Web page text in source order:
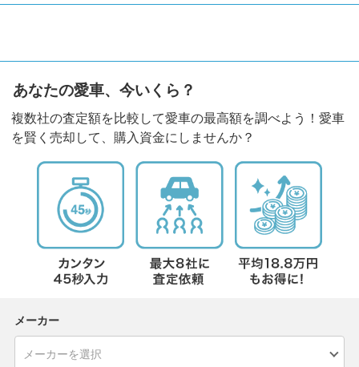
あなたの愛車、今いくら？
複数社の査定額を比較して愛車の最高額を調べよう！愛車
を賢く売却して、購入資金にしませんか？
メーカー